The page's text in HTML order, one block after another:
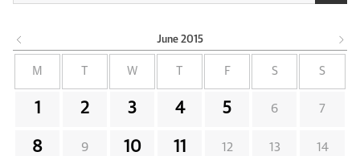
June 2015
M W F S S
1 2 3 4 5 6 7
8 9 10 11 12 13 14